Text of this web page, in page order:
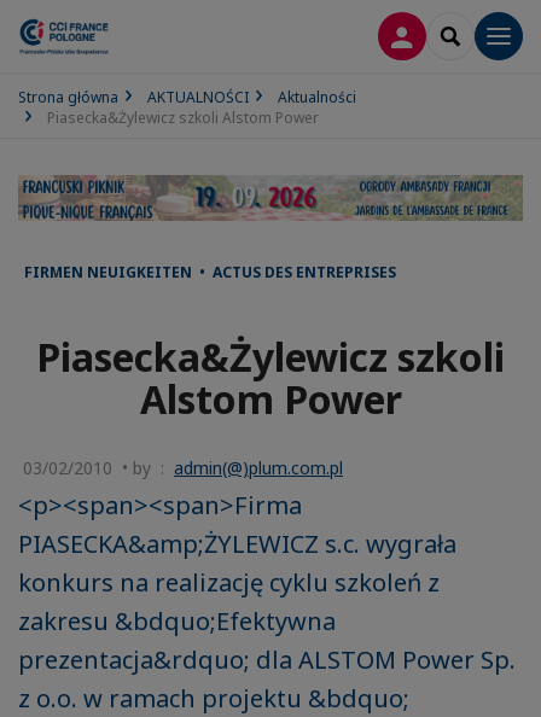
LOGOWANIE
SEARCH
Strona główna AKTUALNOŚCI
Aktualności
Piasecka&Żylewicz szkoli Alstom Power
FIRMEN NEUIGKEITEN • ACTUS DES ENTREPRISES
Piasecka&Żylewicz szkoli
Alstom Power
03/02/2010 • by : admin(@)plum.com.pl
<p><span><span>Firma
PIASECKA&amp;ŻYLEWICZ s.c. wygrała
konkurs na realizację cyklu szkoleń z
zakresu &bdquo;Efektywna
prezentacja&rdquo; dla ALSTOM Power Sp.
z o.o. w ramach projektu &bdquo;